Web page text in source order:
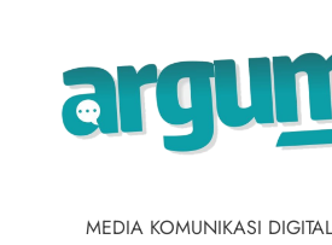
MEDIA KOMUNIKASI